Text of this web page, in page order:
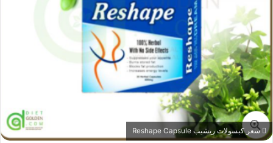
ك
ت
ر
و
ن
ي
سعر كبسولات ريشيب Reshape Capsule